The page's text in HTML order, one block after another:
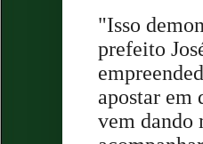
"Isso
prefeito
apostar
vem dando